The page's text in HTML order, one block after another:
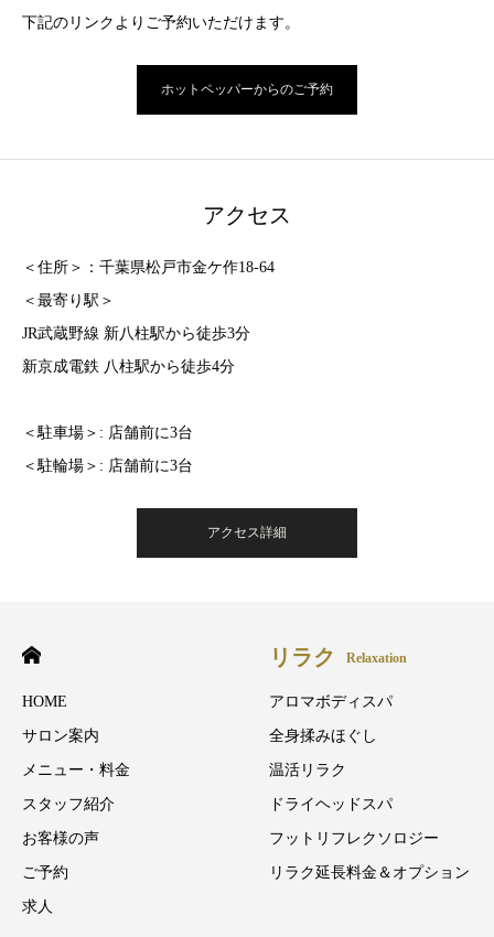
下記のリンクよりご予約いただけます。
ホットペッパーからのご予約
アクセス
＜住所＞：千葉県松戸市金ケ作18-64
＜最寄り駅＞
JR武蔵野線 新八柱駅から徒歩3分
新京成電鉄 八柱駅から徒歩4分
＜駐車場＞: 店舗前に3台
＜駐輪場＞: 店舗前に3台
アクセス詳細
HOME
サロン案内
メニュー・料金
スタッフ紹介
お客様の声
ご予約
求人
リラク Relaxation
アロマボディスパ
全身揉みほぐし
温活リラク
ドライヘッドスパ
フットリフレクソロジー
リラク延長料金＆オプション